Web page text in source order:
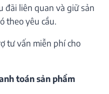
đãi liên quan và giữ sản
theo yêu cầu.
tư vấn miễn phí cho
toán sản phẩm